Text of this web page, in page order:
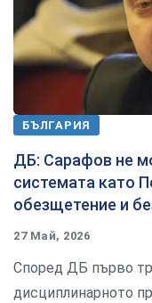
БЪЛГАРИЯ
ДБ: Сарафов не
системата като
обезщетение и
27 Май, 2026
Според ДБ първо
дисциплинарното